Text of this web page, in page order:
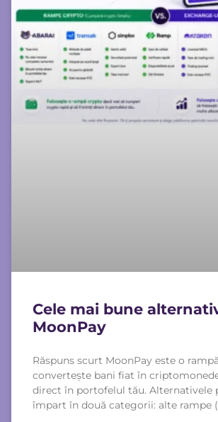
Cele mai bune
MoonPay
Răspuns scurt MoonPay este o
convertește bani fiat în
direct în portofelul tău. Alternativele
împart în două categorii: alte rampe